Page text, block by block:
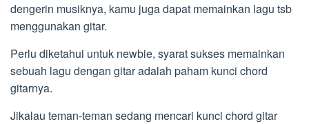
dengerin musiknya, kamu juga dapat memainkan lagu tsb
menggunakan gitar.
Perlu diketahui untuk newbie, syarat sukses memainkan
sebuah lagu dengan gitar adalah paham kunci chord
gitarnya.
Jikalau teman-teman sedang mencari kunci chord gitar